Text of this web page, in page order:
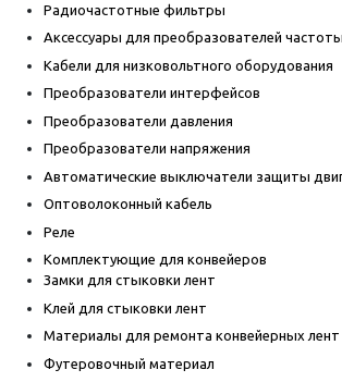
Радиочастотные фильтры
Аксессуары для преобразователей частоты
Кабели для низковольтного оборудования
Преобразователи интерфейсов
Преобразователи давления
Преобразователи напряжения
Автоматические выключатели защиты
Оптоволоконный кабель
Реле
Комплектующие для конвейеров
Замки для стыковки лент
Клей для стыковки лент
Материалы для ремонта конвейерных лент
Футеровочный материал